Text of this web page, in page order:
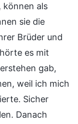
können als
sie die
Brüder und
es mit
gab,
weil ich mich
Sicher
Danach